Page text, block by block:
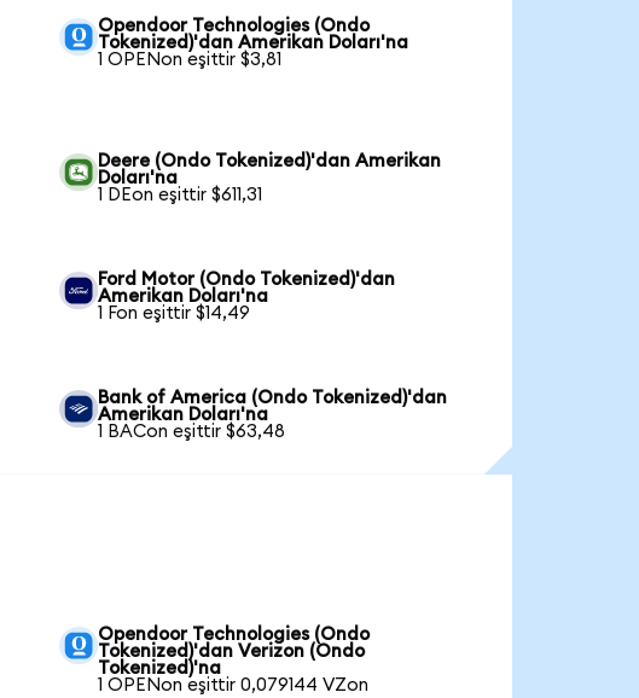
Opendoor Technologies (Ondo
Tokenized)'dan Amerikan Doları'na
1 OPENon eşittir $3,81
Deere (Ondo Tokenized)'dan Amerikan
Doları'na
1 DEon eşittir $611,31
Ford Motor (Ondo Tokenized)'dan
Amerikan Doları'na
1 Fon eşittir $14,49
Bank of America (Ondo Tokenized)'dan
Amerikan Doları'na
1 BACon eşittir $63,48
Opendoor Technologies (Ondo
Tokenized)'dan Verizon (Ondo
Tokenized)'na
1 OPENon eşittir 0,079144 VZon